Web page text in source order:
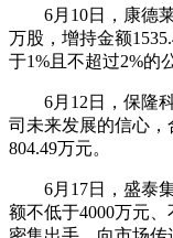
6月10日， 康德
万股，增持金额
于1%且不超过2%的
6月12日， 保隆
司未来发展的信心，
804.49万元。
6月17日， 盛泰
额不低于4000万元